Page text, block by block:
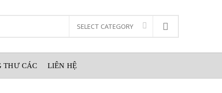
THƯ CÁC LIÊN HỆ